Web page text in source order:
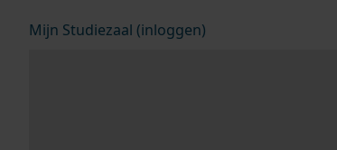
Mijn Studiezaal (inloggen)